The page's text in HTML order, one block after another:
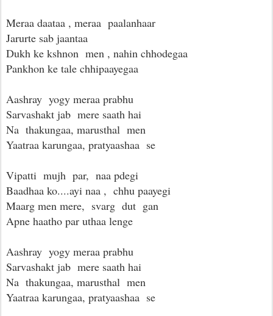
Meraa daataa , meraa paalanhaar
Jarurte sab jaantaa
Dukh ke kshnon men , nahin chhodegaa
Pankhon ke tale chhipaayegaa
Aashray yogy meraa prabhu
Sarvashakt jab mere saath hai
Na thakungaa, marusthal men
Yaatraa karungaa, pratyaashaa se
Vipatti mujh par, naa pdegi
Baadhaa ko....ayi naa , chhu paayegi
Maarg men mere, svarg dut gan
Apne haatho par uthaa lenge
Aashray yogy meraa prabhu
Sarvashakt jab mere saath hai
Na thakungaa, marusthal men
Yaatraa karungaa, pratyaashaa se